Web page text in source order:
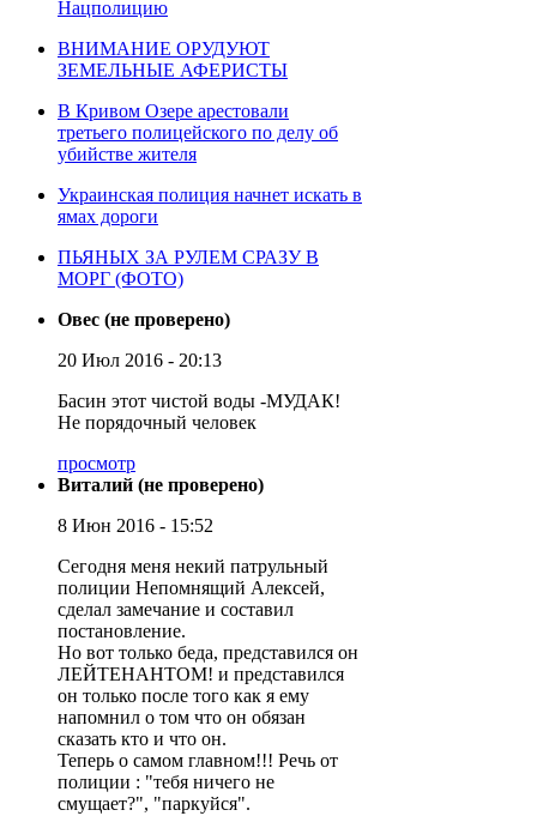
Нацполицию
ВНИМАНИЕ ОРУДУЮТ
ЗЕМЕЛЬНЫЕ АФЕРИСТЫ
В Кривом Озере арестовали
третьего полицейского по делу об
убийстве жителя
Украинская полиция начнет искать в
ямах дороги
ПЬЯНЫХ ЗА РУЛЕМ СРАЗУ В
МОРГ (ФОТО)
Овес (не проверено)
20 Июл 2016 - 20:13
Басин этот чистой воды -МУДАК!
Не порядочный человек
просмотр
Виталий (не проверено)
8 Июн 2016 - 15:52
Сегодня меня некий патрульный
полиции Непомнящий Алексей,
сделал замечание и составил
постановление.
Но вот только беда, представился он
ЛЕЙТЕНАНТОМ! и представился
он только после того как я ему
напомнил о том что он обязан
сказать кто и что он.
Теперь о самом главном!!! Речь от
полиции : "тебя ничего не
смущает?", "паркуйся".